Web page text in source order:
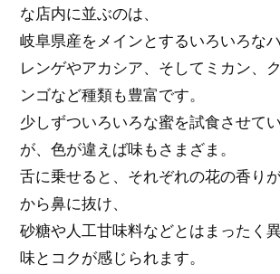
な店内に並ぶのは、
岐阜県産をメインとするいろいろなハ
レンゲやアカシア、そしてミカン、
ンゴなど種類も豊富です。
少しずついろいろな蜜を試食させて
が、色が違えば味もさまざま。
舌に乗せると、それぞれの花の香り
から鼻に抜け、
砂糖や人工甘味料などとはまったく
味とコクが感じられます。